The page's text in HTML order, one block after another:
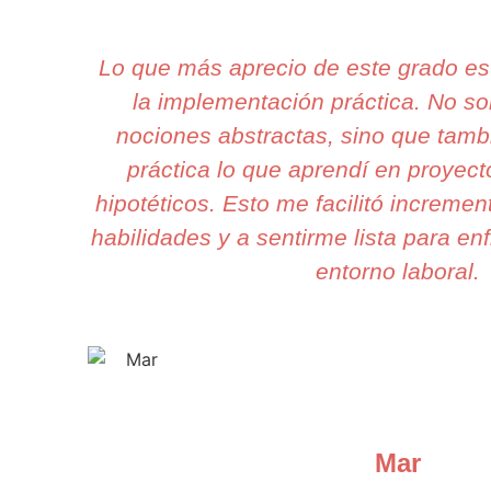
Lo que más aprecio de este grado
la implementación práctica. No
nociones abstractas, sino que
práctica lo que aprendí en
hipotéticos. Esto me facilitó
habilidades y a sentirme lista para
entorno laboral.
Mar